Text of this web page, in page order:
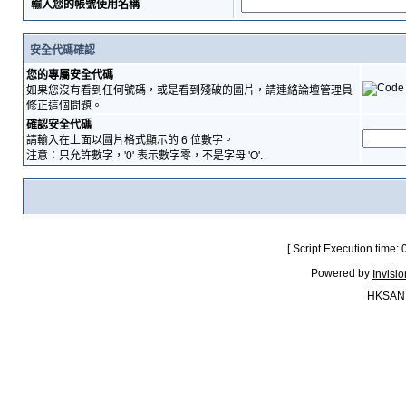
輸入您的帳號使用名稱
安全代碼確認
您的專屬安全代碼
如果您沒有看到任何號碼，或是看到殘破的圖片，請連絡論壇管理員
修正這個問題。
確認安全代碼
請輸入在上面以圖片格式顯示的 6 位數字。
注意：只允許數字，'0' 表示數字零，不是字母 'O'.
[ Script Execution
Powered by